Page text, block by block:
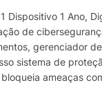
Dispositivo 1 Ano,
de
gerenciador
sistema de
ameaças